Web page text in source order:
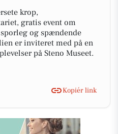
krop,
gratis event om
og spændende
er inviteret med på en
på Steno Museet.
Kopiér link